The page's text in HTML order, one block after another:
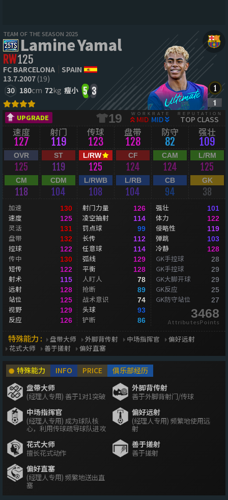
TEAM OF THE SEASON 2025
Lamine Yamal
RW125
FC BARCELONA
SPAIN
13.7.2007(19)
30 180cm 72kg 瘦小 5 3
UPGRADE 19 WORKRATE
MID MID
REPUTATION
TOP CLASS
速度
127
射门
119
传球
123
盘带
128
防守
82
强壮
109
OVR
125
ST
119
L/RW
125
CF
124
CAM
124
L/RM
125
CM
118
CDM
104
L/RWB
108
L/RB
104
CB
94
GK
38
加速 130
速度 125
灵活 131
盘带 132
控球 122
传中 130
短传 122
射术 115
远射 128
站位 125
视野 129
反应 126
射门力量 126
凌空抽射 114
罚点球 99
长传 112
任意球 114
弧线 129
平衡 128
人盯人 78
抢断 89
战术意识 74
头球 93
铲断 86
强壮 101
体力 122
侵略性 119
弹跳 103
冷静 128
GK手控球 28
GK手控球 29
GK大脚开球 29
GK反应 25
GK防守站位 27
3468
AttributesPoints
特殊能力 : 盘带大师 外脚背传射 中场指挥官
偏好远射
花式大师
善于搓射 偏好直塞
特殊能力 INFO PRICE
俱乐部经历
盘带大师
(经理人专用) 善于1对1突破
外脚背传射
善于外脚背射门/传球
中场指挥官
(经理人专用) 成为球队核
心，利用传球疏导球队进攻
偏好远射
(经理人专用) 频繁地使用远
射
花式大师
擅长花式动作
善于搓射
善于搓射
偏好直塞
(经理人专用) 频繁地送出直
塞